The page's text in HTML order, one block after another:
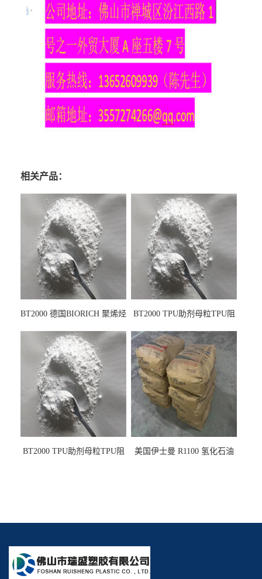
相关产品：
BT2000 德国BIORICH 聚烯烃
墨阻燃剂 TPU抗黄变剂 抗黄
变耐黄剂
BT2000 TPU助剂母粒TPU阻
剂雾面滑剂防粘剂 TPU抗黄
变剂 抗黄变耐黄剂
BT2000 TPU助剂母粒TPU阻
美国伊士曼 R1100 氢化石油